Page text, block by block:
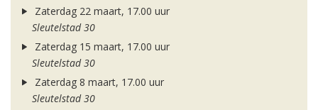
Zaterdag 22 maart, 17.00 uur
Sleutelstad 30
Zaterdag 15 maart, 17.00 uur
Sleutelstad 30
Zaterdag 8 maart, 17.00 uur
Sleutelstad 30